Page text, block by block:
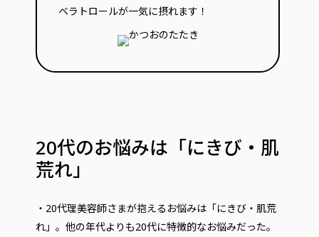
ベラトロールが一気に摂れます！
20代のお悩みは「にきび・肌
荒れ」
・20代理美容師さまが抱えるお悩みは「にきび・肌荒
れ」。他の年代よりも20代に特徴的なお悩みだった。